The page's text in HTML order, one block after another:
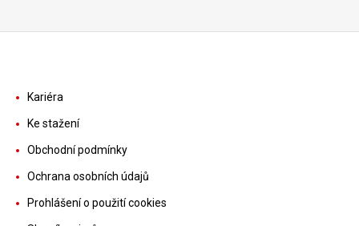
Kariéra
Ke stažení
Obchodní podmínky
Ochrana osobních údajů
Prohlášení o použití cookies